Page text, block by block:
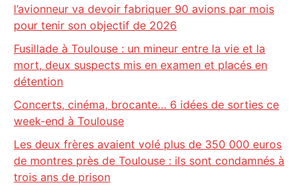
l’avionneur va devoir fabriquer 90 avions par mois
pour tenir son objectif de 2026
Fusillade à Toulouse : un mineur entre la vie et la
mort, deux suspects mis en examen et placés en
détention
Concerts, cinéma, brocante… 6 idées de sorties ce
week-end à Toulouse
Les deux frères avaient volé plus de 350 000 euros
de montres près de Toulouse : ils sont condamnés à
trois ans de prison